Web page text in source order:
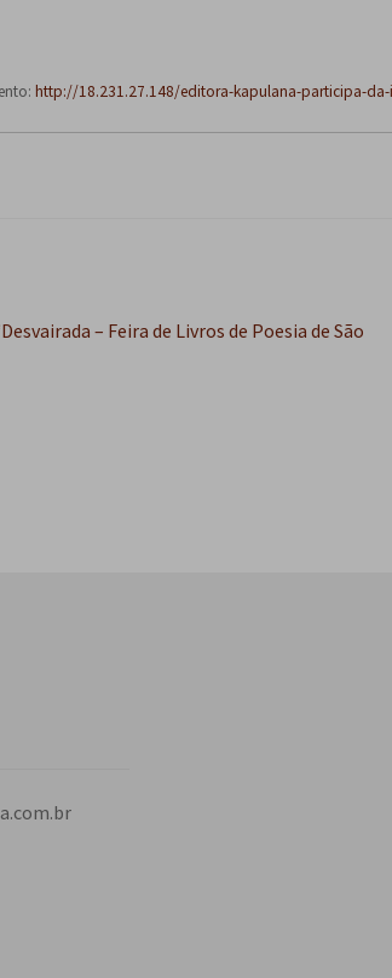
http://18.231.27.148/editora-kapulana-participa-
– Feira de Livros de Poesia de São